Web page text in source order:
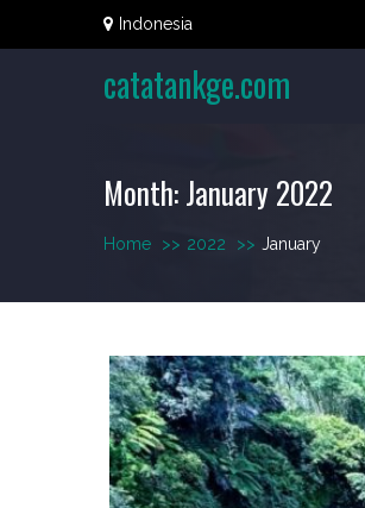
Indonesia
catatankge.com
Month:January 2022
Home >> 2022 >> January